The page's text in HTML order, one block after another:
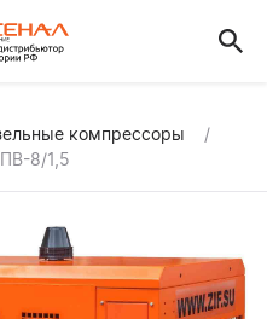
компрессоры
8/1,5